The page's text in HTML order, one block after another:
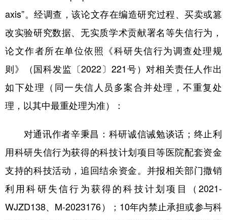
axis”。经调查，该论文存在编造研究过程、买卖或篡
改实验研究数据、无实质学术贡献署名等失信行为，
论文作者所在单位依照《科研失信行为调查处理规
则》（国科发监〔2022〕221号）对相关责任人作出
如下处理（同一失信人员多案合并处理，不重复处
理，以其中最重处理为准）：
对通讯作者辛秉昌：科研诚信诫勉谈话；终止利
用科研失信行为获得的科技计划项目等医院配套资金
支持的科技活动，追回结余资金。并报相关部门撒销
利用科研失信行为获得的科技计划项目（2021-
WJZD138、M-2023176）；10年内禁止承担或参与科